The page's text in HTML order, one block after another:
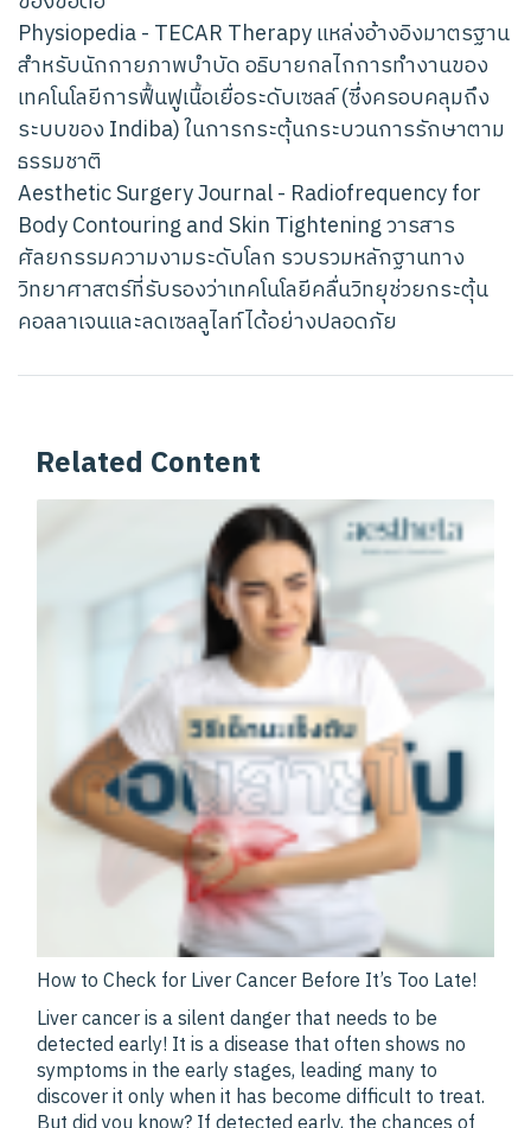
Physiopedia - TECAR Therapy แหล่งอ้างอิงมาตรฐาน
สำหรับนักกายภาพบำบัด อธิบายกลไกการทำงานของ
เทคโนโลยีการฟื้นฟูเนื้อเยื่อระดับเซลล์ (ซึ่งครอบคลุมถึง
ระบบของ Indiba) ในการกระตุ้นกระบวนการรักษาตาม
ธรรมชาติ
Aesthetic Surgery Journal - Radiofrequency for
Body Contouring and Skin Tightening วารสาร
ศัลยกรรมความงามระดับโลก รวบรวมหลักฐานทาง
วิทยาศาสตร์ที่รับรองว่าเทคโนโลยีคลื่นวิทยุช่วยกระตุ้น
คอลลาเจนและลดเซลลูไลท์ได้อย่างปลอดภัย
Related Content
How to Check for Liver Cancer Before It’s Too Late!
Liver cancer is a silent danger that needs to be
detected early! It is a disease that often shows no
symptoms in the early stages, leading many to
discover it only when it has become difficult to treat.